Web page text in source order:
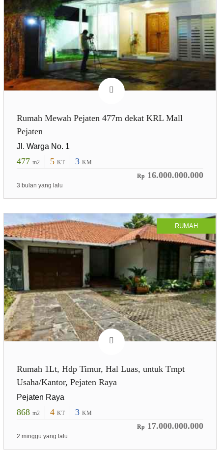
Rumah Mewah Pejaten 477m dekat KRL Mall
Pejaten
Jl. Warga No. 1
477 m2 5 KT 3 KM
Rp 16.000.000.000
3 bulan yang lalu
RUMAH
Rumah 1Lt, Hdp Timur, Hal Luas, untuk Tmpt
Usaha/Kantor, Pejaten Raya
Pejaten Raya
868 m2 4 KT 3 KM
Rp 17.000.000.000
2 minggu yang lalu